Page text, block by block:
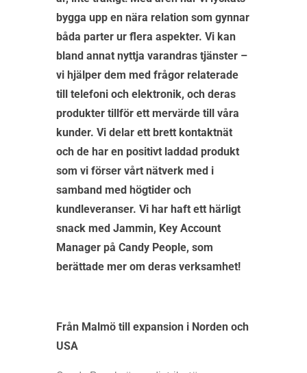
bygga upp en nära relation som gynnar
båda parter ur flera aspekter. Vi kan
bland annat nyttja varandras tjänster –
vi hjälper dem med frågor relaterade
till telefoni och elektronik, och deras
produkter tillför ett mervärde till våra
kunder. Vi delar ett brett kontaktnät
och de har en positivt laddad produkt
som vi förser vårt nätverk med i
samband med högtider och
kundleveranser. Vi har haft ett härligt
snack med Jammin, Key Account
Manager på Candy People, som
berättade mer om deras verksamhet!
Från Malmö till expansion i Norden och
USA